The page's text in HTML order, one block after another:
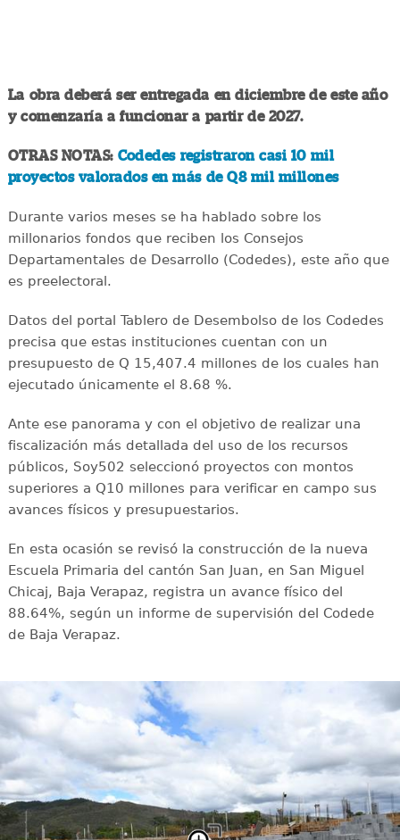
La obra deberá ser entregada en diciembre de este año
y comenzaría a funcionar a partir de 2027.
OTRAS NOTAS: Codedes registraron casi 10 mil
proyectos valorados en más de Q8 mil millones
Durante varios meses se ha hablado sobre los
millonarios fondos que reciben los Consejos
Departamentales de Desarrollo (Codedes), este año que
es preelectoral.
Datos del portal Tablero de Desembolso de los Codedes
precisa que estas instituciones cuentan con un
presupuesto de Q 15,407.4 millones de los cuales han
ejecutado únicamente el 8.68 %.
Ante ese panorama y con el objetivo de realizar una
fiscalización más detallada del uso de los recursos
públicos, Soy502 seleccionó proyectos con montos
superiores a Q10 millones para verificar en campo sus
avances físicos y presupuestarios.
En esta ocasión se revisó la construcción de la nueva
Escuela Primaria del cantón San Juan, en San Miguel
Chicaj, Baja Verapaz, registra un avance físico del
88.64%, según un informe de supervisión del Codede
de Baja Verapaz.